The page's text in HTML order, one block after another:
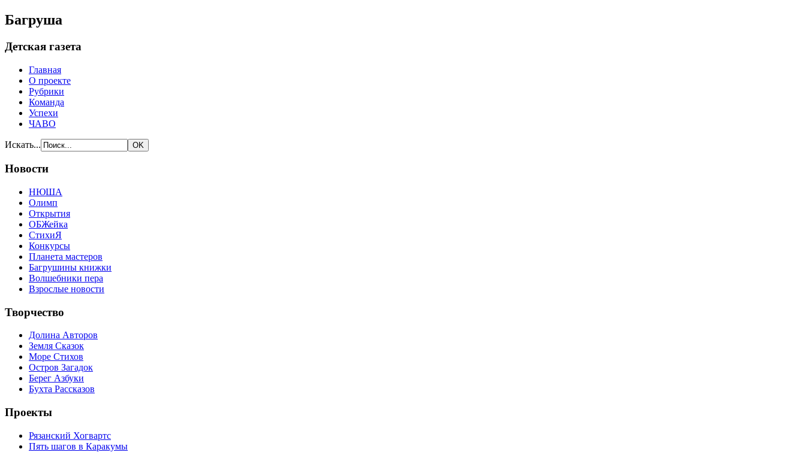
Багруша
Детская газета
Главная
О проекте
Рубрики
Команда
Успехи
ЧАВО
Искать...
Новости
НЮША
Олимп
Открытия
ОБЖейка
СтихиЯ
Конкурсы
Планета мастеров
Багрушины книжки
Волшебники пера
Взрослые новости
Творчество
Долина Авторов
Земля Сказок
Море Стихов
Остров Загадок
Берег Азбуки
Бухта Рассказов
Проекты
Рязанский Хогвартс
Пять шагов в Каракумы